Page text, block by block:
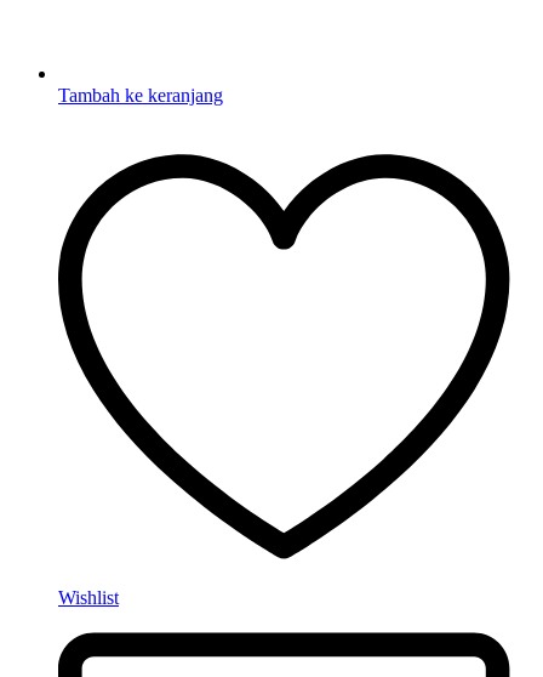
Tambah ke keranjang
Wishlist